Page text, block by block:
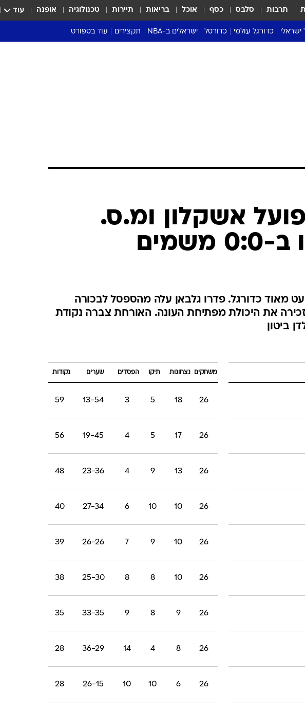
תרבות סלבס כסף אוכל בריאות תיירות טכנולוגיה אופנה עוד
ישראלי כדורגל עולמי כדורסל ישראלים ב-NBA תקצירים עוד בספורט
פוקר
כתבו לנו
אשקלון ומ.ס.
מאוד כדורגל. פדרו גלבאן עלה מהספסל לבכורה
את היכולת מפתיחת העונה. האורחת צברה נקודת
ביטון
משחקים נצחונות תיקו הפסדים שערים נקודות
26
18
5
3
13-54
59
26
17
5
4
19-45
56
26
13
9
4
23-36
48
26
10
10
6
27-34
40
26
10
9
7
26-26
39
26
10
8
8
25-30
38
26
9
8
9
33-35
35
26
8
4
14
36-29
28
26
6
10
10
26-15
28